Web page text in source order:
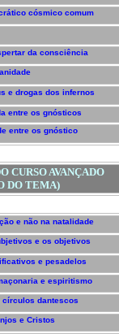
cósmico comum
da consciência
e drogas dos infernos
entre os gnósticos
entre os gnóstico
CURSO AVANÇADO
DO TEMA)
e não na natalidade
e os objetivos
e pesadelos
e espiritismo
círculos dantescos
e Cristos